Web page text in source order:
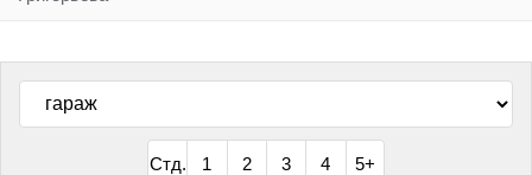
Стд. 1 2 3 4 5+